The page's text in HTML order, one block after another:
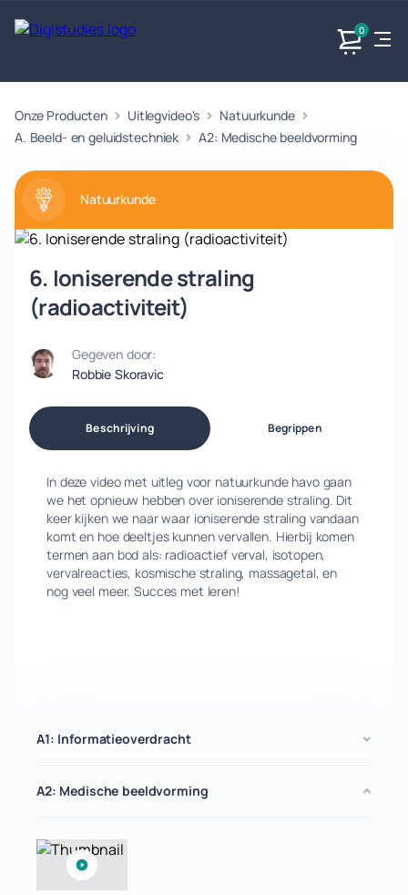
0
Exacte
vakken
Geen
vakken.
Taalvakken
Geen
vakken.
Maatschappijvakken Producten
Onze Producten Uitlegvideo's
Natuurkunde
A. Beeld- en geluidstechniek
A2: Medische beeldvorming
Natuurkunde
6. Ioniserende straling
(radioactiviteit)
Gegeven door:
Robbie Skoravic
Beschrijving Begrippen
In deze video met uitleg voor natuurkunde havo gaan
we het opnieuw hebben over ioniserende straling. Dit
keer kijken we naar waar ioniserende straling vandaan
komt en hoe deeltjes kunnen vervallen. Hierbij komen
termen aan bod als: radioactief verval, isotopen,
vervalreacties, kosmische straling, massagetal, en
nog veel meer. Succes met leren!
A1: Informatieoverdracht
A2: Medische beeldvorming